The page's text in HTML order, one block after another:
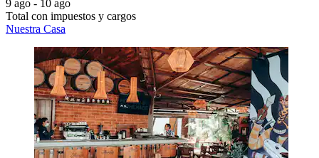
9 ago - 10 ago
Total con impuestos y cargos
Nuestra Casa